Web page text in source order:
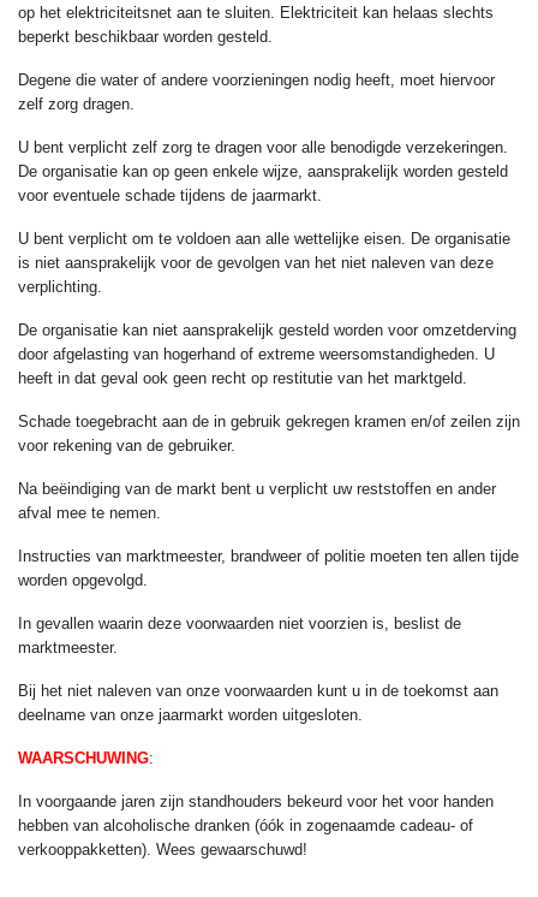
op het elektriciteitsnet aan te sluiten. Elektriciteit kan helaas slechts
beperkt beschikbaar worden gesteld.
Degene die water of andere voorzieningen nodig heeft, moet hiervoor
zelf zorg dragen.
U bent verplicht zelf zorg te dragen voor alle benodigde verzekeringen.
De organisatie kan op geen enkele wijze, aansprakelijk worden gesteld
voor eventuele schade tijdens de jaarmarkt.
U bent verplicht om te voldoen aan alle wettelijke eisen. De organisatie
is niet aansprakelijk voor de gevolgen van het niet naleven van deze
verplichting.
De organisatie kan niet aansprakelijk gesteld worden voor omzetderving
door afgelasting van hogerhand of extreme weersomstandigheden. U
heeft in dat geval ook geen recht op restitutie van het marktgeld.
Schade toegebracht aan de in gebruik gekregen kramen en/of zeilen zijn
voor rekening van de gebruiker.
Na beëindiging van de markt bent u verplicht uw reststoffen en ander
afval mee te nemen.
Instructies van marktmeester, brandweer of politie moeten ten allen tijde
worden opgevolgd.
In gevallen waarin deze voorwaarden niet voorzien is, beslist de
marktmeester.
Bij het niet naleven van onze voorwaarden kunt u in de toekomst aan
deelname van onze jaarmarkt worden uitgesloten.
WAARSCHUWING:
In voorgaande jaren zijn standhouders bekeurd voor het voor handen
hebben van alcoholische dranken (óók in zogenaamde cadeau- of
verkooppakketten). Wees gewaarschuwd!